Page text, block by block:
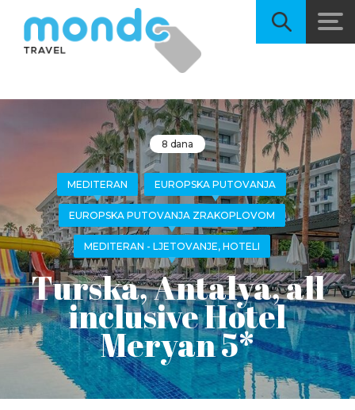
8 dana
MEDITERAN EUROPSKA PUTOVANJA
EUROPSKA PUTOVANJA ZRAKOPLOVOM
MEDITERAN - LJETOVANJE, HOTELI
Turska, Antalya, all
inclusive Hotel
Meryan 5*